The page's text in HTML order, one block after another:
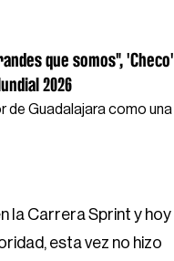
que somos", 'Checo'
2026
de Guadalajara como una
la Carrera Sprint y hoy
esta vez no hizo